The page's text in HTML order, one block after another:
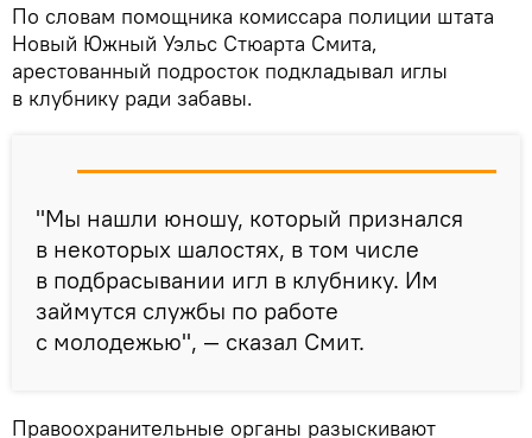
​По словам помощника комиссара полиции штата
Новый Южный Уэльс Стюарта Смита,
арестованный подросток подкладывал иглы
в клубнику ради забавы.
"Мы нашли юношу, который признался
в некоторых шалостях, в том числе
в подбрасывании игл в клубнику. Им
займутся службы по работе
с молодежью", — сказал Смит.
Правоохранительные органы разыскивают